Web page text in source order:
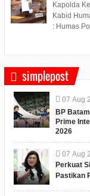
Kapolda
Kabid
: Humas
simplepost
07 Aug
BP
Prime
2026
07 Aug
Perkuat
Pastikan